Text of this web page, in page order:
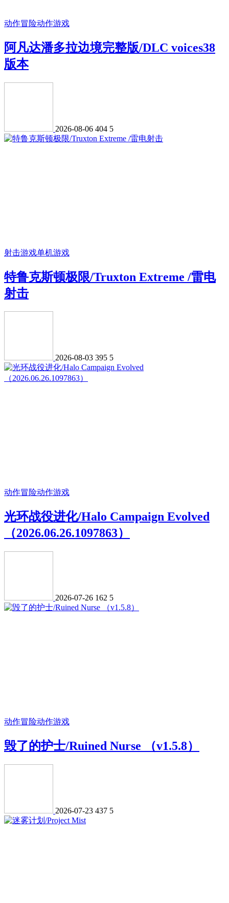
动作冒险动作游戏
阿凡达潘多拉边境完整版/DLC voices38
版本
2026-08-06 404 5
射击游戏单机游戏
特鲁克斯顿极限/Truxton Extreme /雷电
射击
2026-08-03 395 5
动作冒险动作游戏
光环战役进化/Halo Campaign Evolved
（2026.06.26.1097863）
2026-07-26 162 5
动作冒险动作游戏
毁了的护士/Ruined Nurse （v1.5.8）
2026-07-23 437 5